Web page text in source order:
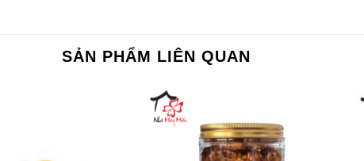
SẢN PHẨM LIÊN QUAN